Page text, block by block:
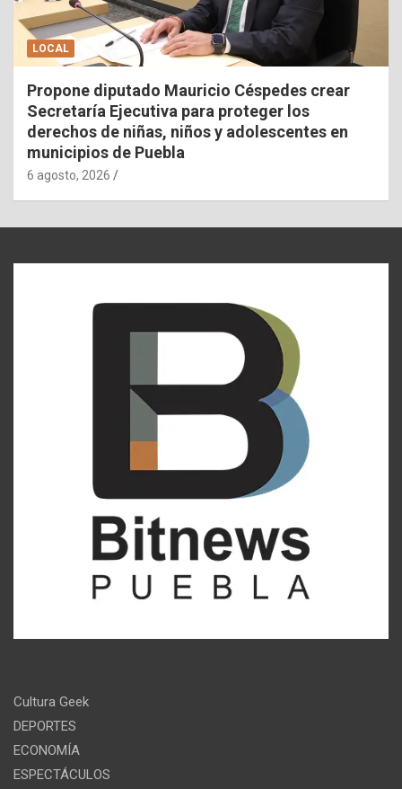
LOCAL
Propone diputado Mauricio Céspedes crear
Secretaría Ejecutiva para proteger los
derechos de niñas, niños y adolescentes en
municipios de Puebla
6 agosto, 2026
Cultura Geek
DEPORTES
ECONOMÍA
ESPECTÁCULOS